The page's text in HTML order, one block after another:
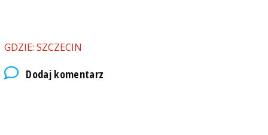
GDZIE: SZCZECIN
Dodaj komentarz